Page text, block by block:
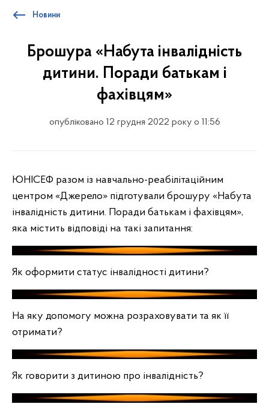
Новини
Брошура «Набута інвалідність
дитини. Поради батькам і
фахівцям»
опубліковано 12 грудня 2022 року о 11:56
ЮНІСЕФ разом із навчально-реабілітаційним
центром «Джерело» підготували брошуру «Набута
інвалідність дитини. Поради батькам і фахівцям»,
яка містить відповіді на такі запитання:
Як оформити статус інвалідності дитини?
На яку допомогу можна розраховувати та як її
отримати?
Як говорити з дитиною про інвалідність?